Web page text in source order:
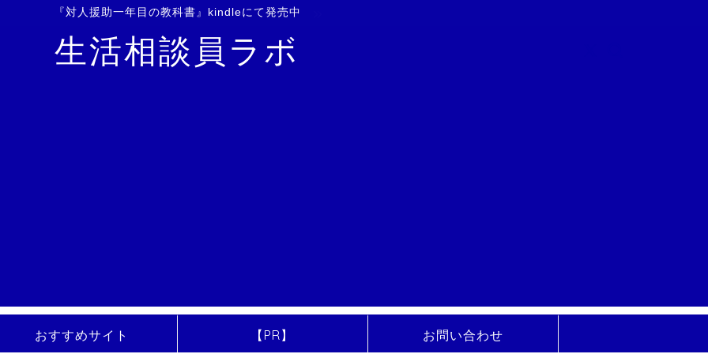
『対人援助一年目の教科書』kindleにて発売中
生活相談員ラボ
おすすめサイト 【PR】 お問い合わせ